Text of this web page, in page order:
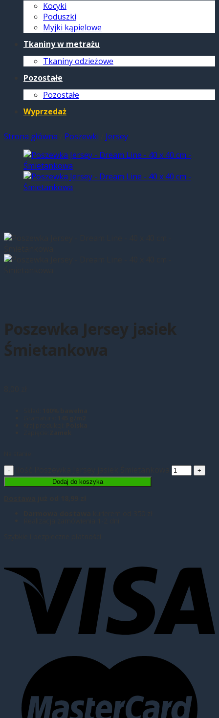
Kocyki
Poduszki
Myjki kąpielowe
Tkaniny w metrażu
Tkaniny odzieżowe
Pozostałe
Pozostałe
Wyprzedaż
Strona główna Poszewki Jersey
Poszewka Jersey jasiek
Śmietankowa
Dodaj do koszyka